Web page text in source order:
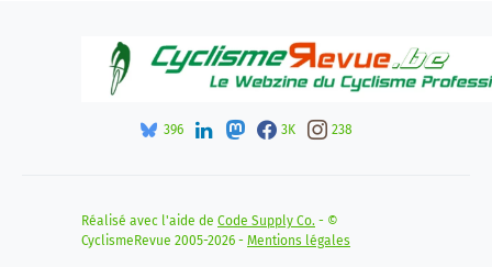
396 3K 238
Réalisé avec l'aide de Code Supply Co. - ©
CyclismeRevue 2005-2026 - Mentions légales